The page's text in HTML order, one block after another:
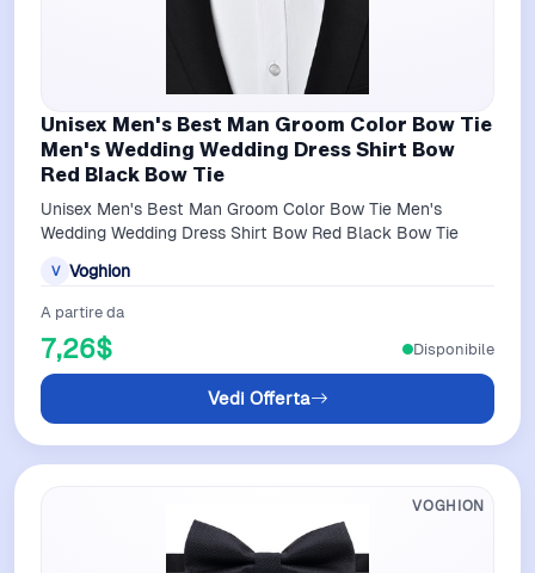
Unisex Men's Best Man Groom Color Bow Tie
Men's Wedding Wedding Dress Shirt Bow
Red Black Bow Tie
Unisex Men's Best Man Groom Color Bow Tie Men's
Wedding Wedding Dress Shirt Bow Red Black Bow Tie
V Voghion
A partire da
7,26$
Vedi Offerta
Disponibile
VOGHION